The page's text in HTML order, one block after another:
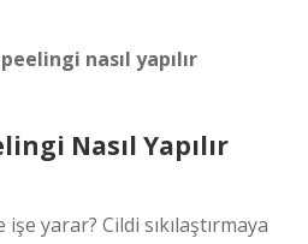
nasıl yapılır
Nasıl Yapılır
yarar? Cildi sıkılaştırmaya